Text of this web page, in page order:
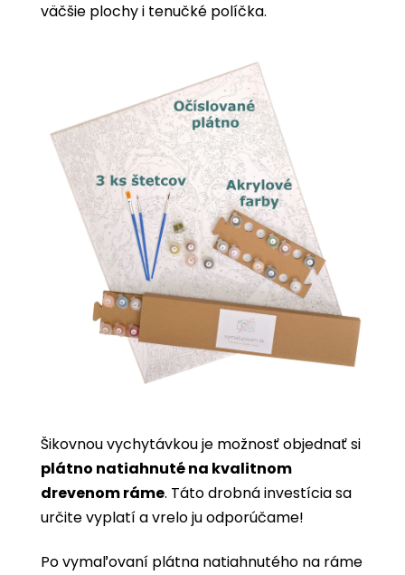
väčšie plochy i tenučké políčka.
Šikovnou vychytávkou je možnosť objednať si
plátno natiahnuté na kvalitnom
drevenom ráme. Táto drobná investícia sa
určite vyplatí a vrelo ju odporúčame!
Po vymaľovaní plátna natiahnutého na ráme